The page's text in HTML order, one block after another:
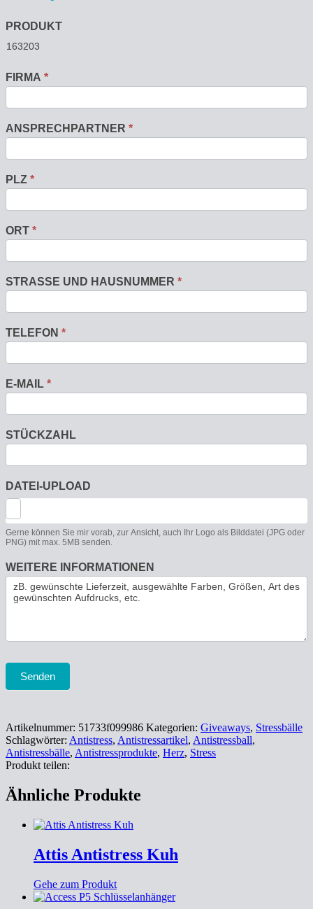
PRODUKT
FIRMA *
ANSPRECHPARTNER *
PLZ *
ORT *
STRASSE UND HAUSNUMMER *
TELEFON *
E-MAIL *
STÜCKZAHL
DATEI-UPLOAD
Gerne können Sie mir vorab, zur Ansicht, auch Ihr Logo als Bilddatei (JPG oder
PNG) mit max. 5MB senden.
WEITERE INFORMATIONEN
Senden
Artikelnummer: 51733f099986 Kategorien: Giveaways, Stressbälle
Schlagwörter: Antistress, Antistressartikel, Antistressball,
Antistressbälle, Antistressprodukte, Herz, Stress
Produkt teilen:
Ähnliche Produkte
Attis Antistress Kuh
Gehe zum Produkt